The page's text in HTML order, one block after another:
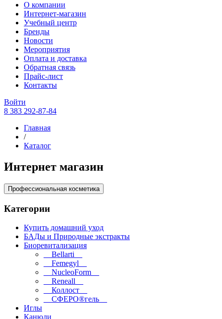
О компании
Интернет-магазин
Учебный центр
Бренды
Новости
Мероприятия
Оплата и доставка
Обратная связь
Прайс-лист
Контакты
Войти
8 383 292-87-84
Главная
/
Каталог
Интернет магазин
Профессиональная косметика
Категории
Купить домашний уход
БАДы и Природные экстракты
Биоревитализация
__Bellarti__
__Femegyl__
__NucleoForm__
__Reneall__
__Коллост__
__СФЕРО®гель__
Иглы
Канюли